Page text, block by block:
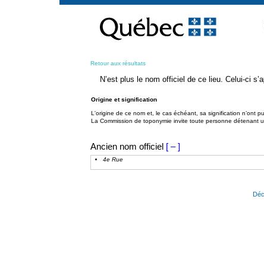
contenu
Retour aux résultats
N’est plus le nom officiel de ce lieu. Celui-ci
Origine et signification
L'origine de ce nom et, le cas échéant, sa signification n’ont
La Commission de toponymie invite toute personne détenant
Ancien nom officiel [ – ]
4e Rue